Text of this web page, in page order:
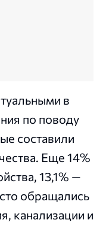
в
по поводу
составили
Еще 14%
13,1% —
обращались
канализации и